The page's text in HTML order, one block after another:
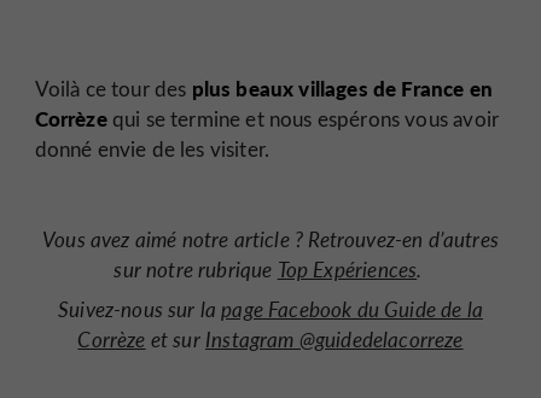
Voilà ce tour des plus beaux villages de France en
Corrèzequi se termine et nous espérons vous avoir
donné envie de les visiter.
Vous avez aimé notre article ? Retrouvez-en d’autres
sur notrerubrique Top Expériences.
Suivez-nous sur la page Facebook du Guide de la
Corrèze et sur Instagram @guidedelacorreze